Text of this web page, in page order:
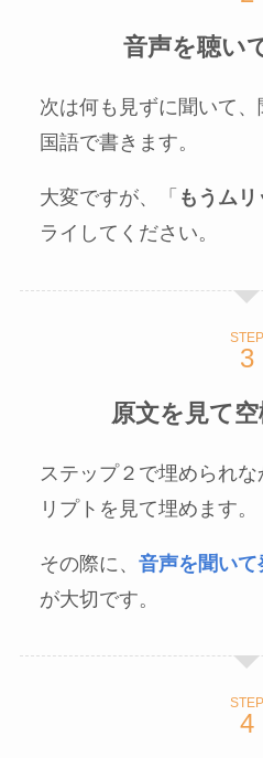
音声を聴い
次は何も見ずに聞いて
国語で書きます。
大変ですが、「 もうムリ
ライしてください。
STEP
原文を見て
ステップ２で埋められ
リプトを見て埋めます。
その際に、 音声を聞い
が大切です。
STEP